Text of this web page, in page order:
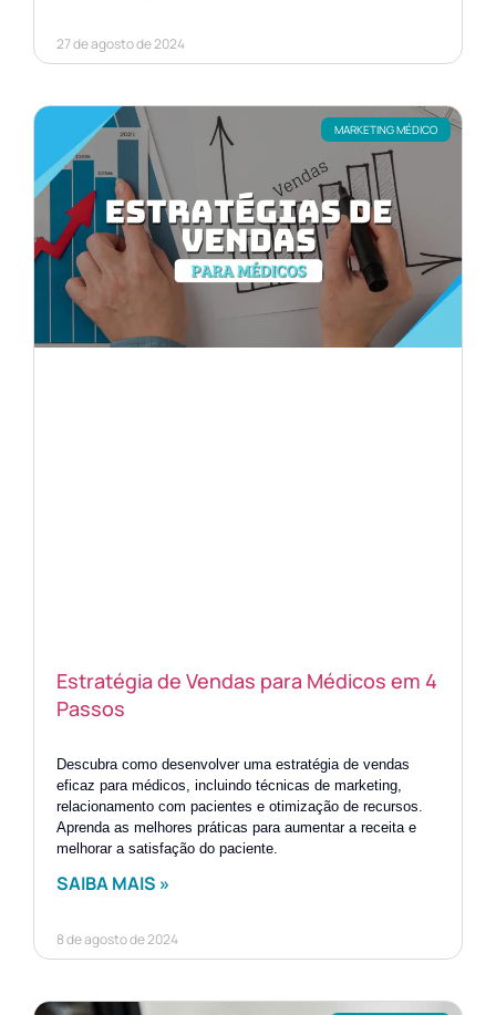
27 de agosto de 2024
MARKETING MÉDICO
Estratégia de Vendas para Médicos em 4
Passos
Descubra como desenvolver uma estratégia de vendas
eficaz para médicos, incluindo técnicas de marketing,
relacionamento com pacientes e otimização de recursos.
Aprenda as melhores práticas para aumentar a receita e
melhorar a satisfação do paciente.
SAIBA MAIS »
8 de agosto de 2024